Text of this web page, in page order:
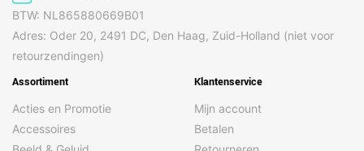
BTW: NL865880669B01
Adres: Oder 20, 2491 DC, Den Haag, Zuid-Holland (niet voor
retourzendingen)
Assortiment
Acties en Promotie
Accessoires
Klantenservice
Mijn account
Betalen